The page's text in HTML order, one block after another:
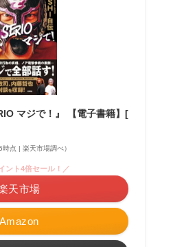
マジで！』 【電子書籍】[
点 | 楽天市場調べ）
Amazon
ント4倍セール！／
天市場